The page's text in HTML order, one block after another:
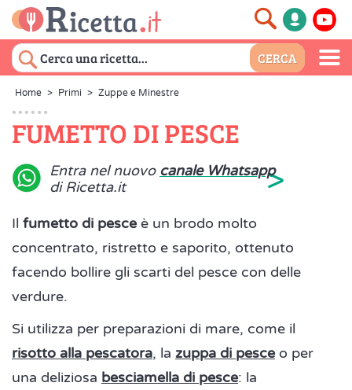
Home > Primi > Zuppe e Minestre
FUMETTO DI PESCE
Entra nel nuovo canale Whatsapp
di Ricetta.it
>
Il fumetto di pesceè un brodo molto
concentrato, ristretto e saporito, ottenuto
facendo bollire gli scarti del pesce con delle
verdure.
Si utilizza per preparazioni di mare, come il
risotto alla pescatora, la zuppa di pesceo per
una deliziosa besciamella di pesce: la